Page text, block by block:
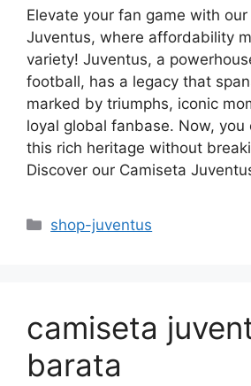
Elevate your fan game with
Juventus, where affordability
variety! Juventus, a
football, has a legacy that
marked by triumphs, iconic
loyal global fanbase. Now,
this rich heritage without
Discover our Camiseta
Categorías
shop-juventus
camiseta
barata